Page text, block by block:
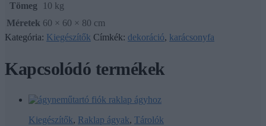
Tömeg
10 kg
Méretek 60 × 60 × 80 cm
Kategória: Kiegészítők Címkék: dekoráció, karácsonyfa
Kapcsolódó termékek
Kiegészítők, Raklap ágyak, Tárolók